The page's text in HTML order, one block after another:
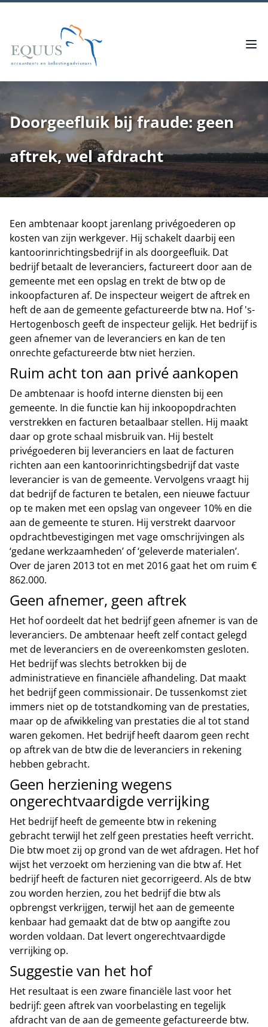
Doorgeefluik bij fraude: geen
aftrek, wel afdracht
Een ambtenaar koopt jarenlang privégoederen op
kosten van zijn werkgever. Hij schakelt daarbij een
kantoorinrichtingsbedrijf in als doorgeefluik. Dat
bedrijf betaalt de leveranciers, factureert door aan de
gemeente met een opslag en trekt de btw op de
inkoopfacturen af. De inspecteur weigert de aftrek en
heft de aan de gemeente gefactureerde btw na. Hof 's-
Hertogenbosch geeft de inspecteur gelijk. Het bedrijf is
geen afnemer van de leveranciers en kan de ten
onrechte gefactureerde btw niet herzien.
Ruim acht ton aan privé aankopen
De ambtenaar is hoofd interne diensten bij een
gemeente. In die functie kan hij inkoopopdrachten
verstrekken en facturen betaalbaar stellen. Hij maakt
daar op grote schaal misbruik van. Hij bestelt
privégoederen bij leveranciers en laat de facturen
richten aan een kantoorinrichtingsbedrijf dat vaste
leverancier is van de gemeente. Vervolgens vraagt hij
dat bedrijf de facturen te betalen, een nieuwe factuur
op te maken met een opslag van ongeveer 10% en die
aan de gemeente te sturen. Hij verstrekt daarvoor
opdrachtbevestigingen met vage omschrijvingen als
‘gedane werkzaamheden’ of ‘geleverde materialen’.
Over de jaren 2013 tot en met 2016 gaat het om ruim €
862.000.
Geen afnemer, geen aftrek
Het hof oordeelt dat het bedrijf geen afnemer is van de
leveranciers. De ambtenaar heeft zelf contact gelegd
met de leveranciers en de overeenkomsten gesloten.
Het bedrijf was slechts betrokken bij de
administratieve en financiële afhandeling. Dat maakt
het bedrijf geen commissionair. De tussenkomst ziet
immers niet op de totstandkoming van de prestaties,
maar op de afwikkeling van prestaties die al tot stand
waren gekomen. Het bedrijf heeft daarom geen recht
op aftrek van de btw die de leveranciers in rekening
hebben gebracht.
Geen herziening wegens
ongerechtvaardigde verrijking
Het bedrijf heeft de gemeente btw in rekening
gebracht terwijl het zelf geen prestaties heeft verricht.
Die btw moet zij op grond van de wet afdragen. Het hof
wijst het verzoekt om herziening van die btw af. Het
bedrijf heeft de facturen niet gecorrigeerd. Als de btw
zou worden herzien, zou het bedrijf die btw als
opbrengst verkrijgen, terwijl het aan de gemeente
kenbaar had gemaakt dat de btw op aangifte zou
worden voldaan. Dat levert ongerechtvaardigde
verrijking op.
Suggestie van het hof
Het resultaat is een zware financiële last voor het
bedrijf: geen aftrek van voorbelasting en tegelijk
afdracht van de aan de gemeente gefactureerde btw.